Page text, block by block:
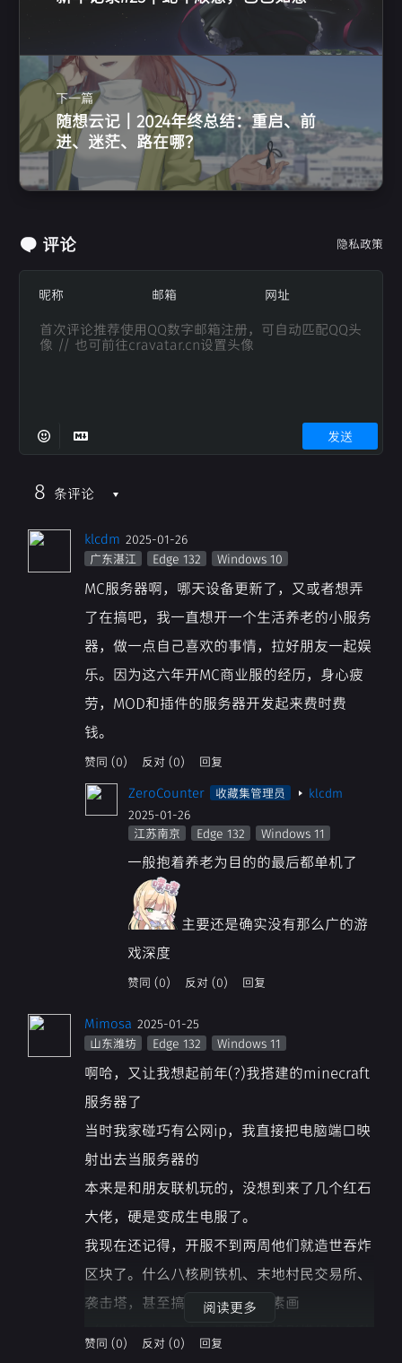
下一篇
随想云记 | 2024年终总结：重启、前
进、迷茫、路在哪？
评论 隐私政策
发送
8 条评论
klcdm 2025-01-26
广东湛江
Edge 132 Windows 10
MC服务器啊，哪天设备更新了，又或者想弄
了在搞吧，我一直想开一个生活养老的小服务
器，做一点自己喜欢的事情，拉好朋友一起娱
乐。因为这六年开MC商业服的经历，身心疲
劳，MOD和插件的服务器开发起来费时费
钱。
赞同 (0) 反对 (0) 回复
ZeroCounter 收藏集管理员
klcdm
2025-01-26
江苏南京
Edge 132 Windows 11
一般抱着养老为目的的最后都单机了
主要还是确实没有那么广的游
戏深度
赞同 (0) 反对 (0) 回复
Mimosa 2025-01-25
山东潍坊
Edge 132 Windows 11
啊哈，又让我想起前年(?)我搭建的minecraft
服务器了
当时我家碰巧有公网ip，我直接把电脑端口映
射出去当服务器的
本来是和朋友联机玩的，没想到来了几个红石
大佬，硬是变成生电服了。
我现在还记得，开服不到两周他们就造世吞炸
区块了。什么八核刷铁机、末地村民交易所、
袭击塔，甚至搞了俩超大的像素画
阅读更多
赞同 (0) 反对 (0) 回复